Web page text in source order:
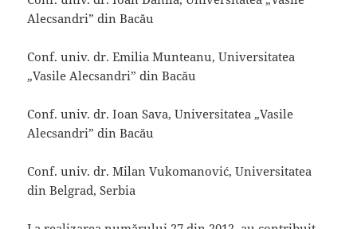
Alecsandri” din Bacău
Conf. univ. dr. Emilia Munteanu, Universitatea
„Vasile Alecsandri” din Bacău
Conf. univ. dr. Ioan Sava, Universitatea „Vasile
Alecsandri” din Bacău
Conf. univ. dr. Milan Vukomanović, Universitatea
din Belgrad, Serbia